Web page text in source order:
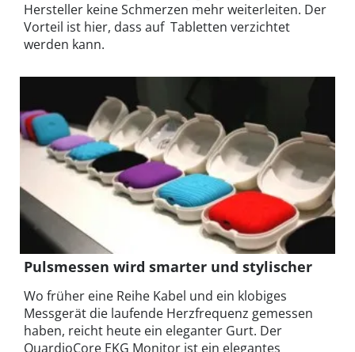
Hersteller keine Schmerzen mehr weiterleiten. Der
Vorteil ist hier, dass auf Tabletten verzichtet
werden kann.
Pulsmessen wird smarter und stylischer
Wo früher eine Reihe Kabel und ein klobiges
Messgerät die laufende Herzfrequenz gemessen
haben, reicht heute ein eleganter Gurt. Der
QuardioCore EKG Monitor ist ein elegantes